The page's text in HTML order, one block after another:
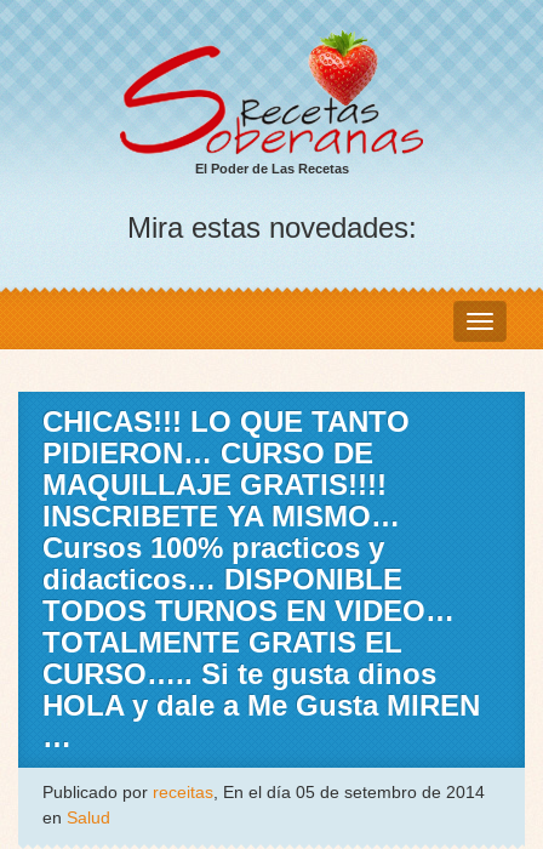
El Poder de Las Recetas
Mira estas novedades:
CHICAS!!! LO QUE TANTO
PIDIERON… CURSO DE
MAQUILLAJE GRATIS!!!!
INSCRIBETE YA MISMO…
Cursos 100% practicos y
didacticos… DISPONIBLE
TODOS TURNOS EN VIDEO…
TOTALMENTE GRATIS EL
CURSO….. Si te gusta dinos
HOLA y dale a Me Gusta MIREN
…
Publicado por receitas, En el día 05 de setembro de 2014
en Salud